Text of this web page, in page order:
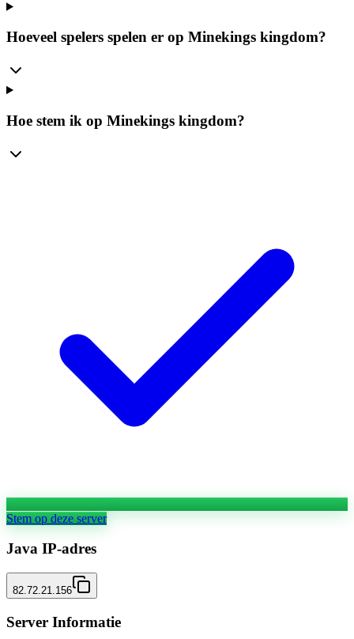
Hoeveel spelers spelen er op Minekings kingdom?
Hoe stem ik op Minekings kingdom?
Stem op deze server
Java IP-adres
82.72.21.156
Server Informatie